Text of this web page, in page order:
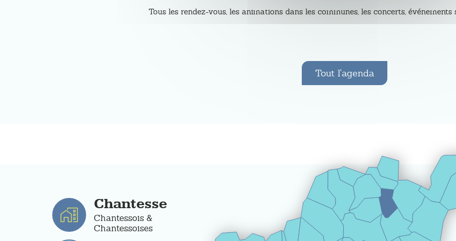
Tous les rendez-vous, les animations dans les communes, les concerts, événements
Tout l'agenda
Chantesse
Chantessois &
Chantessoises